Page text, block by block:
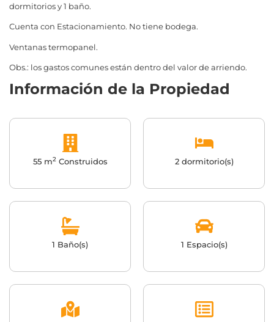
dormitorios y 1 baño.
Cuenta con Estacionamiento. No tiene bodega.
Ventanas termopanel.
Obs.: los gastos comunes están dentro del valor de arriendo.
Información de la Propiedad
55 m2Construidos 2 dormitorio(s)
1 Baño(s) 1 Espacio(s)